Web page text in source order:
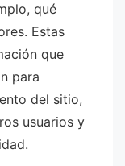
qué
Estas
que
para
del sitio,
usuarios y